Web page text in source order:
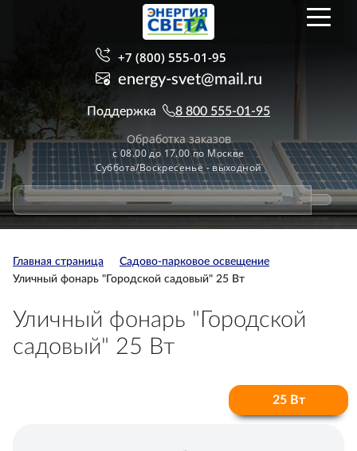
+7 (800) 555-01-95
energy-svet@mail.ru
Поддержка 8 800 555-01-95
Обработка заказов
с 08.00 до 17.00 по Москве
Суббота/Воскресенье - выходной
Главная страница
Садово-парковое освещение
Уличный фонарь "Городской садовый" 25 Вт
Уличный фонарь "Городской
садовый" 25 Вт
25 Вт